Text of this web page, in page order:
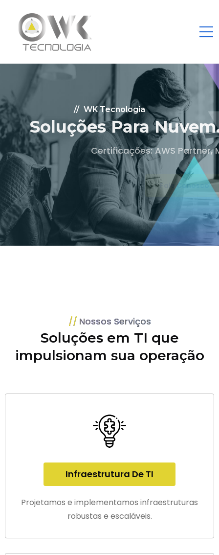
WK Tecnologia
Soluções Para Nuvem.
Certificações: AWS Partner, Microsoft Gold
Fale Conosco
Nossos Serviços
Soluções em TI que
impulsionam sua operação
Infraestrutura De TI
Projetamos e implementamos infraestruturas
robustas e escaláveis.